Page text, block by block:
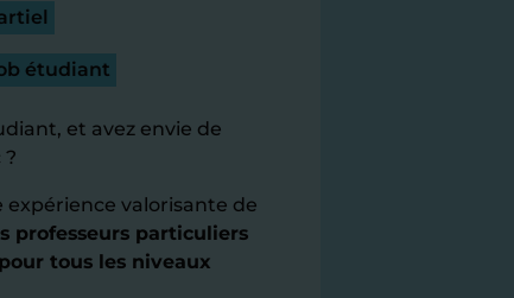
étudiant
et avez envie de
expérience valorisante de
professeurs particuliers
tous les niveaux